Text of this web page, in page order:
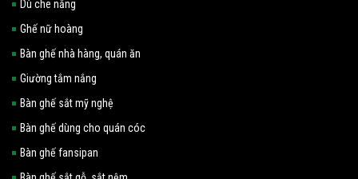
Dù che nắng
Ghế nữ hoàng
Bàn ghế nhà hàng, quán ăn
Giường tắm nắng
Bàn ghế sắt mỹ nghệ
Bàn ghế dùng cho quán cóc
Bàn ghế fansipan